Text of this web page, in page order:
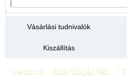
Vásárlási tudnivalók
Kiszállítás
Webshop Számítógépház